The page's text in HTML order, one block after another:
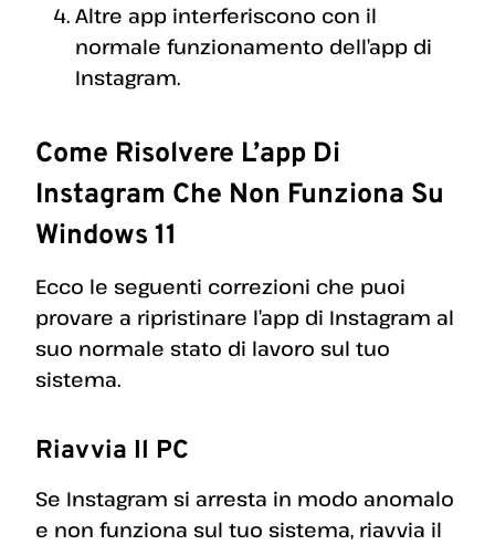
Altre app interferiscono con il
normale funzionamento dell’app di
Instagram.
Come Risolvere L’app Di
Instagram Che Non Funziona Su
Windows 11
Ecco le seguenti correzioni che puoi
provare a ripristinare l’app di Instagram al
suo normale stato di lavoro sul tuo
sistema.
Riavvia Il PC
Se Instagram si arresta in modo anomalo
e non funziona sul tuo sistema, riavvia il